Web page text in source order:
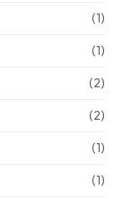
(1)
(1)
(2)
(2)
(1)
(1)